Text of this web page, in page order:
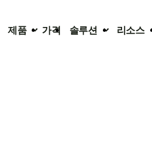
제품 가격 솔루션 리소스